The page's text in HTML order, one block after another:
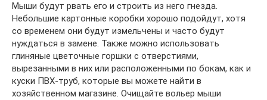
Мыши будут рвать его и строить из него гнезда.
Небольшие картонные коробки хорошо подойдут, хотя
со временем они будут измельчены и часто будут
нуждаться в замене. Также можно использовать
глиняные цветочные горшки с отверстиями,
вырезанными в них или расположенными по бокам, как и
куски ПВХ-труб, которые вы можете найти в
хозяйственном магазине. Очищайте вольер мыши